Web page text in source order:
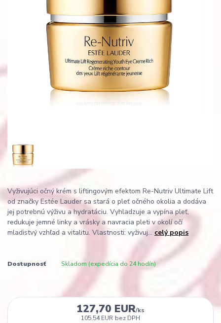
Vyživujúci očný krém s liftingovým efektom Re-Nutriv Ultimate Lift
od značky Estée Lauder sa stará o pleť očného okolia a dodáva
jej potrebnú výživu a hydratáciu. Vyhladzuje a vypína pleť,
redukuje jemné linky a vrásky a navracia pleti v okolí očí
mladistvý vzhľad a vitalitu. Vlastnosti: vyživuj... celý popis
Dostupnosť Skladom (expedícia do 24 hodín)
127,70 EUR/ks
105,54 EUR bez DPH